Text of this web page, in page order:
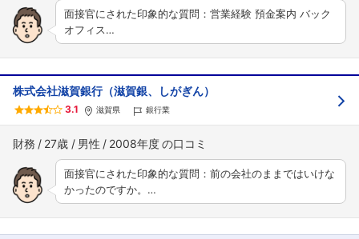
面接官にされた印象的な質問：営業経験 預金案内 バック
オフィス…
株式会社滋賀銀行（滋賀銀、しがぎん）
3.1 滋賀県 銀行業
財務 27歳 男性 2008年度
面接官にされた印象的な質問：前の会社のままではいけな
かったのですか。…